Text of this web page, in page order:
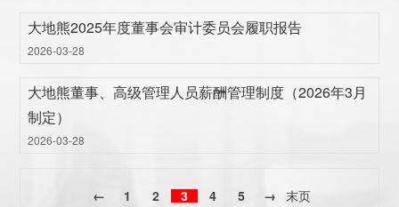
大地熊2025年度董事会审计委员会履职报告
2026-03-28
大地熊董事、高级管理人员薪酬管理制度（2026年3月
制定）
2026-03-28
← 1 2 3 4 5 → 末页